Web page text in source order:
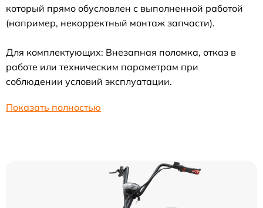
который прямо обусловлен с выполненной работой
(например, некорректный монтаж запчасти).
Для комплектующих: Внезапная поломка, отказ в
работе или техническим параметрам при
соблюдении условий эксплуатации.
Показать полностью